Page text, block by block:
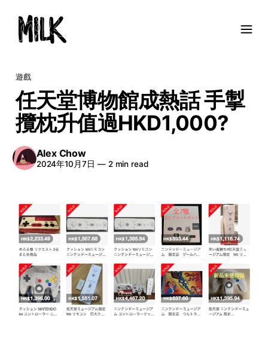
遊戲
任天堂博物館成熱話 手掣
攬枕升值過HKD1,000?
Alex Chow
2024年10月7日 —2 min read